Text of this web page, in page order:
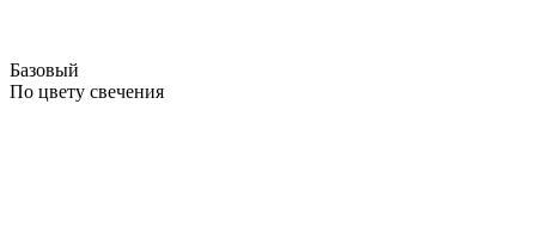
Базовый
По цвету свечения